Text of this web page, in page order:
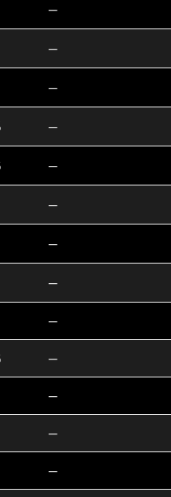
–
–
–
–
–
–
–
–
–
–
–
–
–